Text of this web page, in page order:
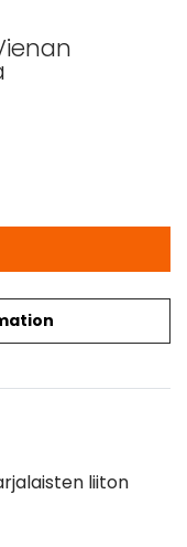
liiton
liiton